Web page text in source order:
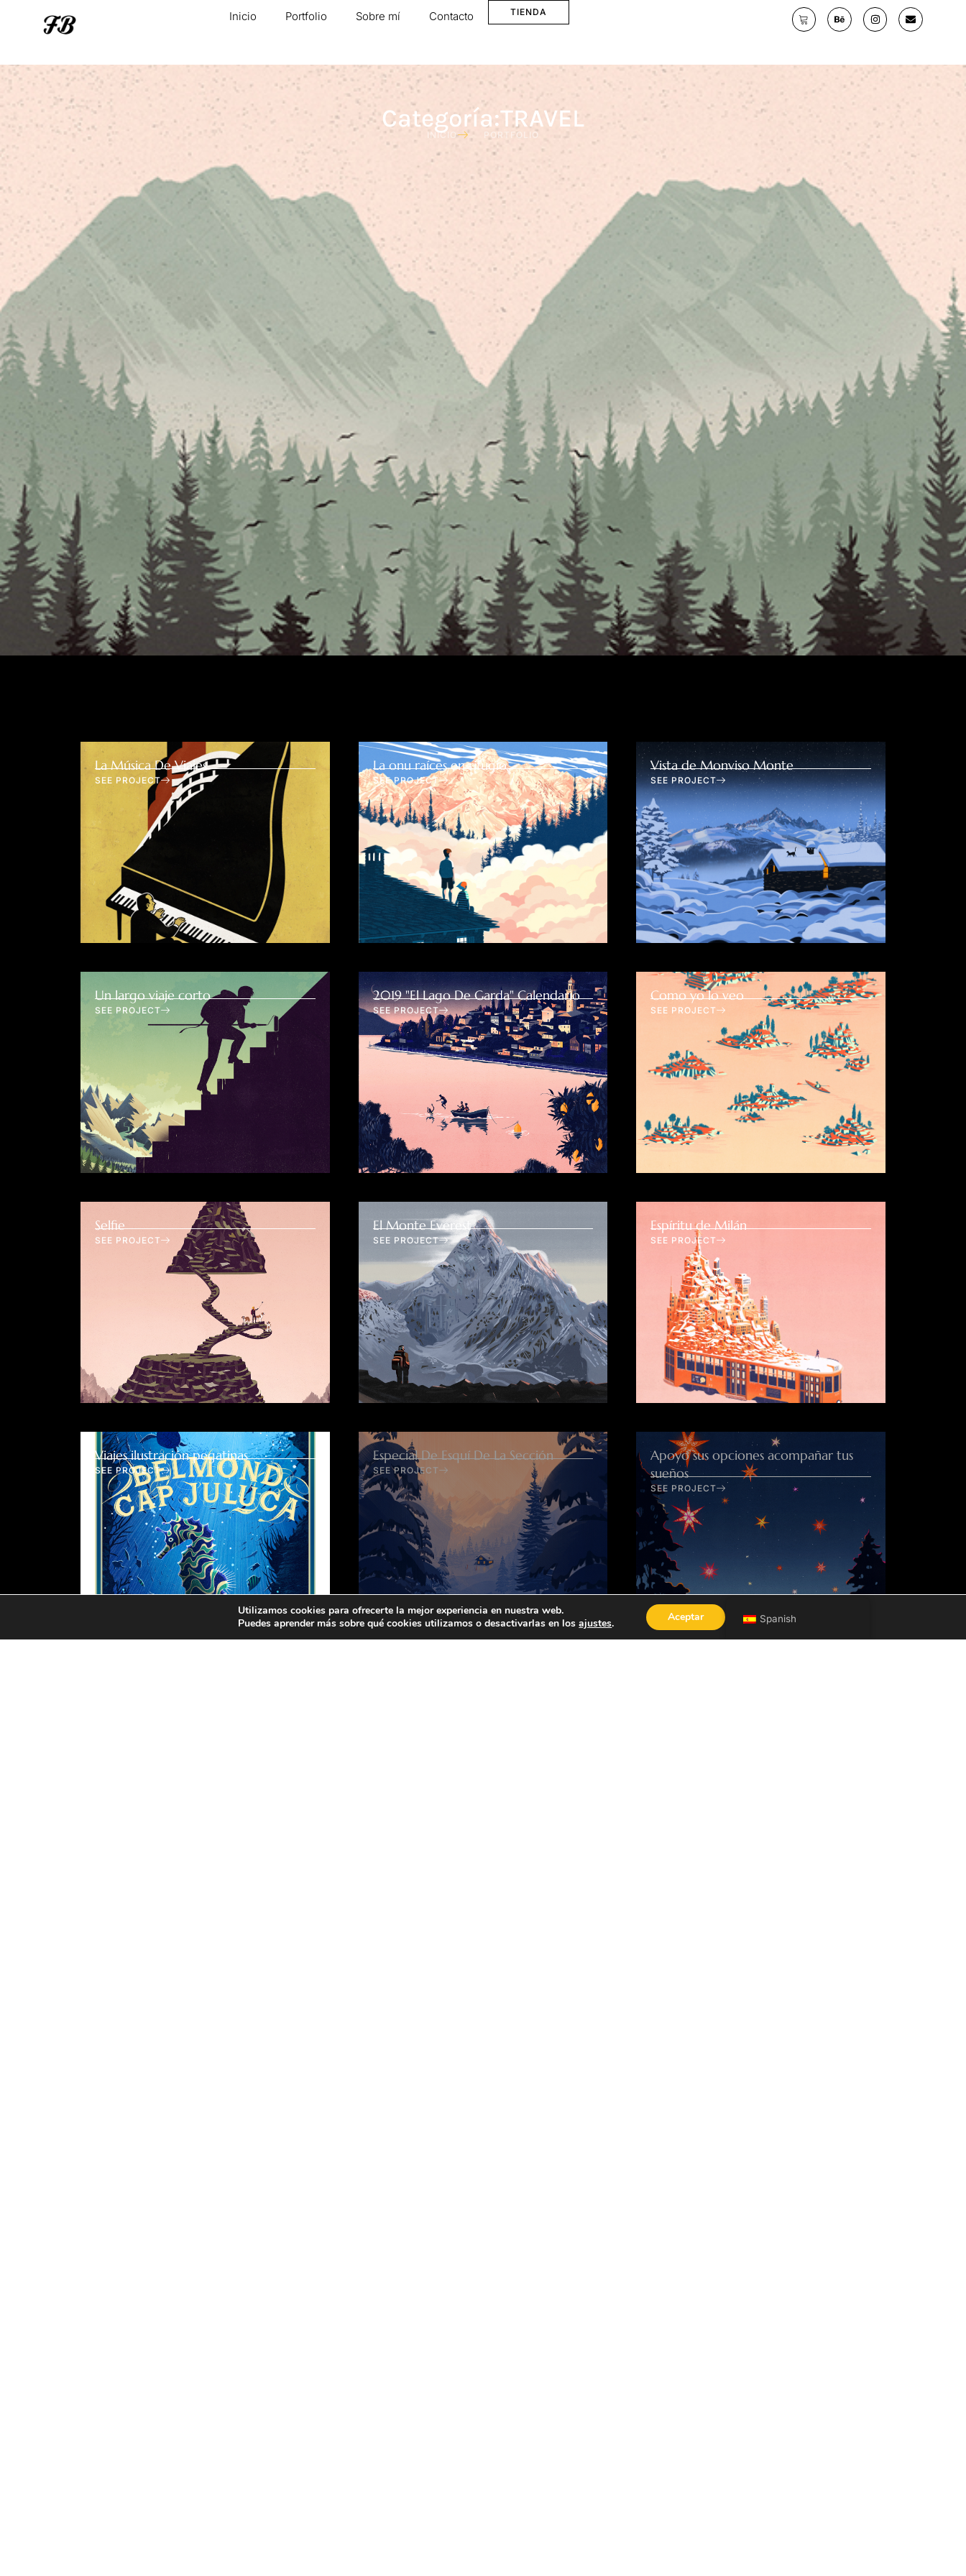
Inicio Portfolio Sobre mí Contacto TIENDA
Categoría:TRAVEL
INICIO PORTFOLIO
La Música De Viajes
SEE PROJECT
La onu raíces en rifugio
SEE PROJECT
Vista de Monviso Monte
SEE PROJECT
Un largo viaje corto
SEE PROJECT
2019 "El Lago De Garda" Calendario
SEE PROJECT
Como yo lo veo
SEE PROJECT
Selfie
SEE PROJECT
El Monte Everest
SEE PROJECT
Espíritu de Milán
SEE PROJECT
Viajes ilustración pegatinas
SEE PROJECT
Especial De Esquí De La Sección
SEE PROJECT
Apoyo sus opciones acompañar tus
sueños
SEE PROJECT
Spanish
Utilizamos cookies para ofrecerte la mejor experiencia en nuestra web.
Puedes aprender más sobre qué cookies utilizamos o desactivarlas en losajustes. Aceptar